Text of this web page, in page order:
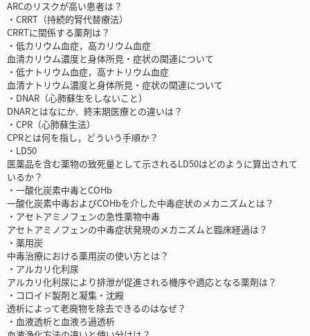
ARCのリスクが高い患者は？
・CRRT（持続的腎代替療法）
CRRTに関係する薬剤は？
・低カリウム血症，高カリウム血症
血清カリウム濃度と身体所見・症状の関連について
・低ナトリウム血症，高ナトリウム血症
血清ナトリウム濃度と身体所見・症状の関連について
・DNAR（心肺蘇生をしないこと）
DNARとはなにか．終末期医療との違いは？
・CPR（心肺蘇生法）
CPRとは何を指し，どういう手順か？
・LD50
医薬品を含む薬物の致死量として示されるLD50はどのように算出されて
いるか？
・一酸化炭素中毒とCOHb
一酸化炭素中毒およびCOHbを介した中毒症状のメカニズムとは？
・アセトアミノフェンの急性薬物中毒
アセトアミノフェンの中毒症状発現のメカニズムと臨床経過は？
・薬用炭
中毒治療における薬用炭の使い方とは？
・アルカリ化利尿
アルカリ化利尿により排泄が促進される機序や適応となる薬剤は？
・コロイド製剤と凝集・沈殿
透析によって老廃物を除去できるのはなぜ？
・血液透析と血液ろ過透析